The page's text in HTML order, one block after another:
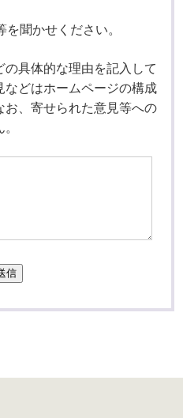
聞かせください。
具体的な理由を記入して
などはホームページの構成
お、寄せられた意見等への
信